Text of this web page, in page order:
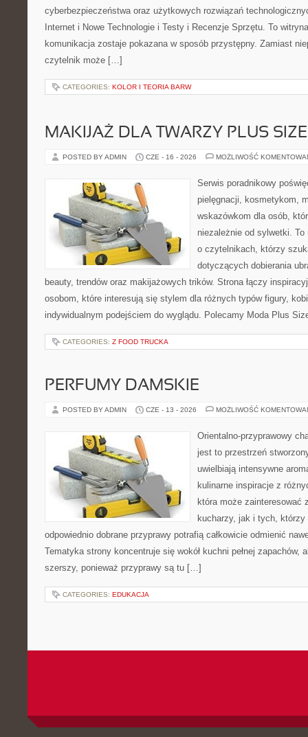
cyberbezpieczeństwa oraz użytkowych rozwiązań
Internet i Nowe Technologie i Testy i Recenzje Sprzętu. To
komunikacja zostaje pokazana w sposób przystępny. Zamiast
czytelnik może […]
CATEGORIES: KOLOR I TEORIA BARW
MAKIJAŻ DLA TWARZY PLUS SIZE
POSTED BY ADMIN CZE - 16 - 2026 MOŻLIWOŚĆ
Serwis poradnikowy
pielęgnacji, kosmetykom,
wskazówkom dla osób,
niezależnie od sylwetki.
o czytelnikach, którzy
dotyczących dobierania
beauty, trendów oraz makijażowych trików. Strona łączy
osobom, które interesują się stylem dla różnych typów figury,
indywidualnym podejściem do wyglądu. Polecamy Moda Plus
CATEGORIES: Z FOOD TRUCKA
PERFUMY DAMSKIE
POSTED BY ADMIN CZE - 13 - 2026 MOŻLIWOŚĆ
Orientalno-przyprawowy
jest to przestrzeń
uwielbiają intensywne
kulinarne inspiracje z
która może zainteresować
kucharzy, jak i tych, którzy
odpowiednio dobrane przyprawy potrafią całkowicie odmienić
Tematyka strony koncentruje się wokół kuchni pełnej zapachów,
szerszy, ponieważ przyprawy są tu […]
CATEGORIES: EDUKACJA